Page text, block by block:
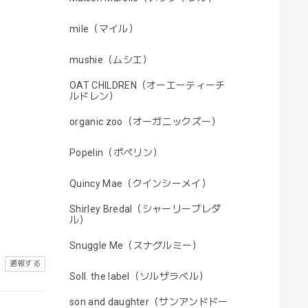
mile（マイル）
mushie（ムシエ）
OAT CHILDREN（オーエーティーチ
ルドレン）
organic zoo（オーガニックズー）
Popelin（ポペリン）
Quincy Mae（クインシーメイ）
Shirley Bredal（シャーリーブレダ
ル）
Snuggle Me（スナグルミー）
Soll. the label（ソルザラベル）
son and daughter（サンアンドドー
通報する